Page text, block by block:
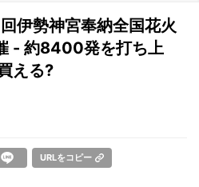
伊勢神宮奉納全国花火
- 約8400発を打ち上
える?
URLをコピー